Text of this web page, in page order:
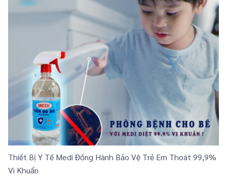
Thiết Bị Y Tế Medi Đồng Hành Bảo Vệ Trẻ Em Thoát 99,9%
Vi Khuẩn